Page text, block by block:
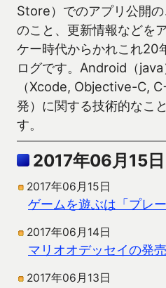
Store）でのアプリ公開
のこと、更新情報などを
ケー時代からかれこれ20
ログです。Android（
（Xcode, Objective-C,
発）に関する技術的なこ
す。
2017年06月15
2017年06月15日
ゲームを遊ぶは「プレ
2017年06月14日
マリオオデッセイの発
2017年06月13日